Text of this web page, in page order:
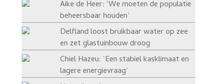
Aike de Heer: ‘We moeten de populatie
beheersbaar houden’
Delfland loost bruikbaar water op zee
en zet glastuinbouw droog
Chiel Hazeu: ‘Een stabiel kasklimaat en
lagere energievraag’